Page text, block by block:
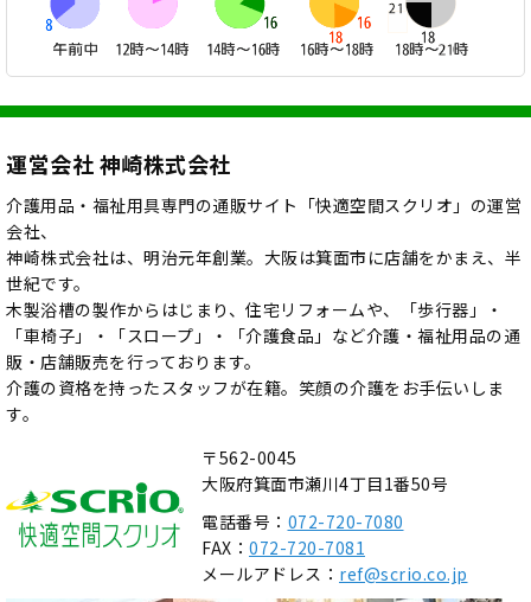
運営会社 神崎株式会社
介護用品・福祉用具専門の通販サイト「快適空間スクリオ」の運営
会社、
神崎株式会社は、明治元年創業。大阪は箕面市に店舗をかまえ、半
世紀です。
木製浴槽の製作からはじまり、住宅リフォームや、「歩行器」・
「車椅子」・「スロープ」・「介護食品」など介護・福祉用品の通
販・店舗販売を行っております。
介護の資格を持ったスタッフが在籍。笑顔の介護をお手伝いしま
す。
〒562-0045
大阪府箕面市瀬川4丁目1番50号
電話番号： 072-720-7080
FAX： 072-720-7081
メールアドレス： ref@scrio.co.jp